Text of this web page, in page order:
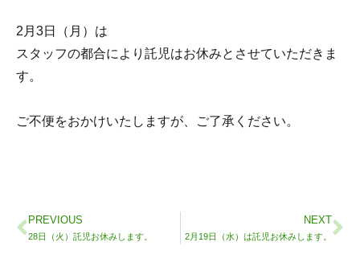
2月3日（月）は
スタッフの都合により託児はお休みとさせていただきま
す。
ご不便をおかけいたしますが、ご了承ください。
PREVIOUS
28日（火）託児お休みします。
NEXT
2月19日（水）は託児お休みします。